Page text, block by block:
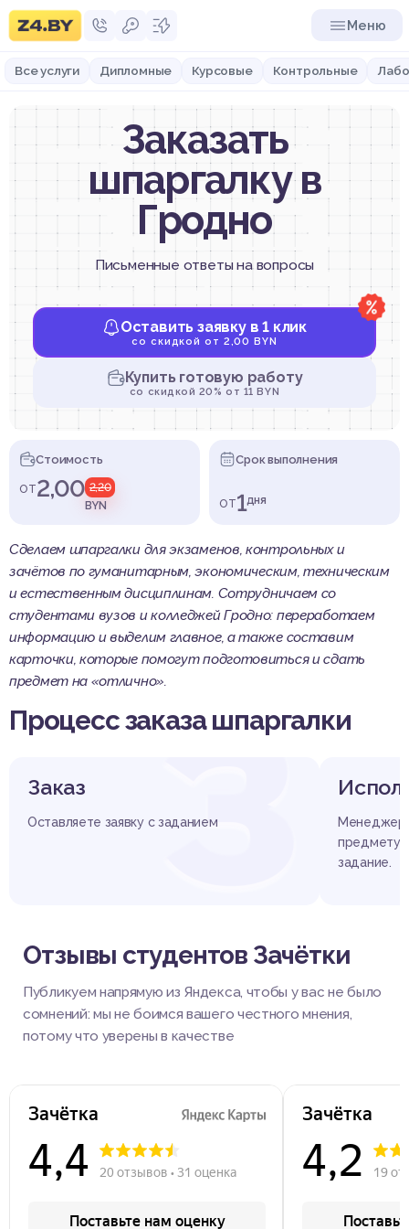
Меню
Все услуги Дипломные Курсовые Контрольные
Заказать
шпаргалку в
Гродно
Письменные ответы на вопросы
Оставить заявку в 1 клик
со скидкой от 2,00 BYN
Купить готовую работу
со скидкой 20% от 11 BYN
Стоимость
от2,00 2,20
BYN
Срок выполнения
от1дня
Сделаем шпаргалки для экзаменов, контрольных и
зачётов по гуманитарным, экономическим, техническим
и естественным дисциплинам. Сотрудничаем со
студентами вузов и колледжей Гродно: переработаем
информацию и выделим главное, а также составим
карточки, которые помогут подготовиться и сдать
предмет на «отлично».
Процесс заказа шпаргалки
З
Заказ
Оставляете заявку с заданием
Менеджер
предмету,
задание.
Отзывы студентов Зачётки
Публикуем напрямую из Яндекса, чтобы у вас не было
сомнений: мы не боимся вашего честного мнения,
потому что уверены в качестве